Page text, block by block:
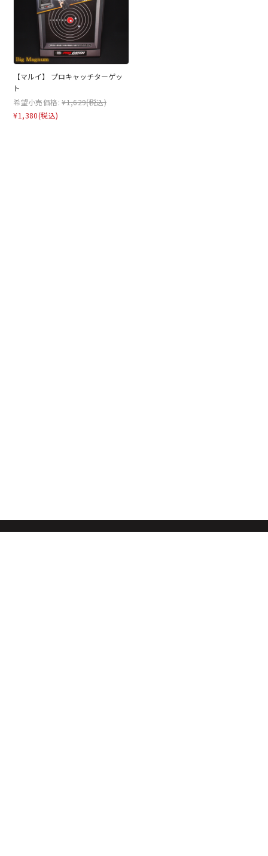
【マルイ】 プロキャッチターゲッ
ト
希望小売価格: ¥1,629(税込)
¥1,380(税込)